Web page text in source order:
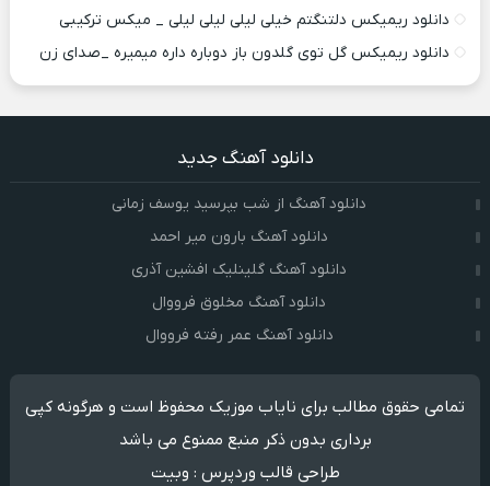
دانلود ریمیکس دلتنگتم خیلی لیلی لیلی لیلی _ میکس ترکیبی
دانلود ریمیکس گل توی گلدون باز دوباره داره میمیره _صدای زن
دانلود آهنگ جدید
دانلود آهنگ از شب بپرسید یوسف زمانی
دانلود آهنگ بارون میر احمد
دانلود آهنگ گلینلیک افشین آذری
دانلود آهنگ مخلوق فرووال
دانلود آهنگ عمر رفته فرووال
تمامی حقوق مطالب برای نایاب موزیک محفوظ است و هرگونه کپی
برداری بدون ذکر منبع ممنوع می باشد
طراحی قالب وردپرس : وبیت